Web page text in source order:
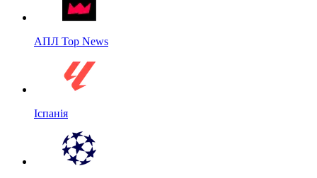
АПЛ Top News
Іспанія